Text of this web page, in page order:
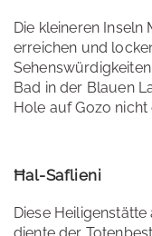
Die kleineren Inseln
erreichen und
Bad in der Blauen
Hole auf Gozo nicht
Ħal-Saflieni
Diese Heiligenstätte